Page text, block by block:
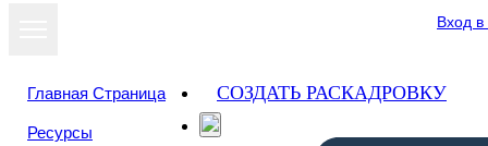
Вход
Главная Страница
Ресурсы
СОЗДАТЬ РАСКАДРОВКУ